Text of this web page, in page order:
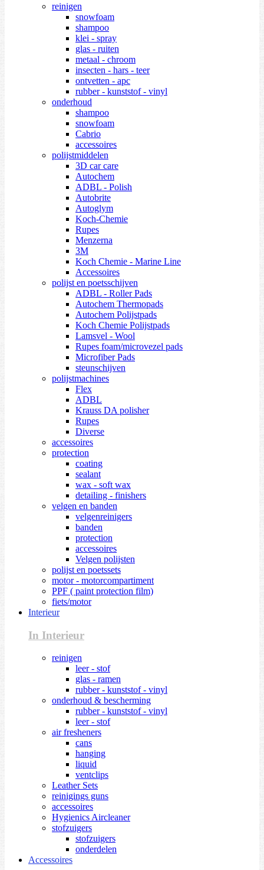
reinigen
snowfoam
shampoo
klei - spray
glas - ruiten
metaal - chroom
insecten - hars - teer
ontvetten - apc
rubber - kunststof - vinyl
onderhoud
shampoo
snowfoam
Cabrio
accessoires
polijstmiddelen
3D car care
Autochem
ADBL - Polish
Autobrite
Autoglym
Koch-Chemie
Rupes
Menzerna
3M
Koch Chemie - Marine Line
Accessoires
polijst en poetsschijven
ADBL - Roller Pads
Autochem Thermopads
Autochem Polijstpads
Koch Chemie Polijstpads
Lamsvel - Wool
Rupes foam/microvezel pads
Microfiber Pads
steunschijven
polijstmachines
Flex
ADBL
Krauss DA polisher
Rupes
Diverse
accessoires
protection
coating
sealant
wax - soft wax
detailing - finishers
velgen en banden
velgenreinigers
banden
protection
accessoires
Velgen polijsten
polijst en poetssets
motor - motorcompartiment
PPF ( paint protection film)
fiets/motor
Interieur
In Interieur
reinigen
leer - stof
glas - ramen
rubber - kunststof - vinyl
onderhoud & bescherming
rubber - kunststof - vinyl
leer - stof
air fresheners
cans
hanging
liquid
ventclips
Leather Sets
reinigings guns
accessoires
Hygienics Aircleaner
stofzuigers
stofzuigers
onderdelen
Accessoires